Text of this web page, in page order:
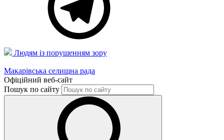
Людям із порушенням зору
Макарівська селищна рада
Офіційний веб-сайт
Пошук по сайту